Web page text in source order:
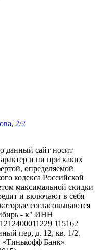
2/2
данный сайт носит
и ни при каких
определяемой
кодекса Российской
максимальной скидки
и включают в себя
согласовываются
- к" ИНН
115162
пер, д. 12, кв. 1/2.
«Тинькофф Банк»